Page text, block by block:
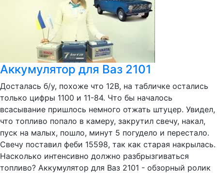
Аккумулятор для Ваз 2101
Досталась б/у, похоже что 12В, на табличке остались
только цифры 1100 и 11-84. Что бы началось
всасывание пришлось немного отжать штуцер. Увидел,
что топливо попало в камеру, закрутил свечу, накал,
пуск на малых, пошло, минут 5 погудело и перестало.
Свечу поставил феби 15598, так как старая накрылась.
Насколько интенсивно должно разбрызгиваться
топливо? Аккумулятор для Ваз 2101 - обзорный ролик